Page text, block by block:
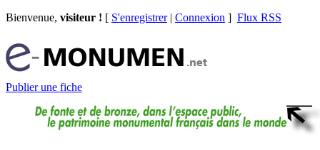
Bienvenue, visiteur ! [ S'enregistrer| Connexion ] Flux RSS
Publier une fiche